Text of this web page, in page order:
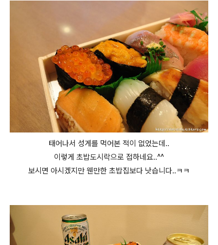
태어나서 성게를 먹어본 적이 없었는데..
이렇게 초밥도시락으로 접하네요..^^
보시면 아시겠지만 웬만한 초밥집보다 낫습니다..ㅋㅋ